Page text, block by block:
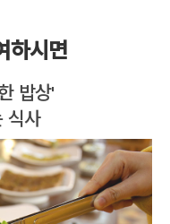
하시면
밥상'
식사